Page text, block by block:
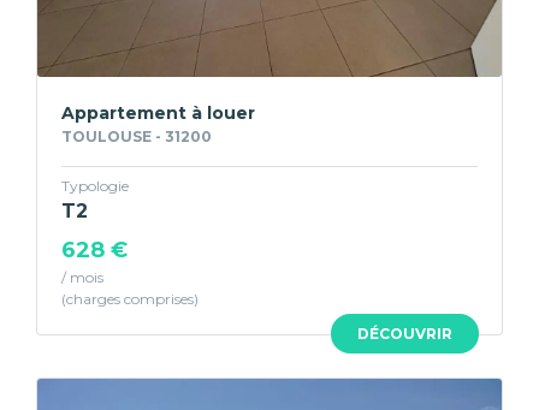
DÉCOUVRIR
Appartement à louer
TOULOUSE - 31200
Typologie
T2
628 €
/ mois